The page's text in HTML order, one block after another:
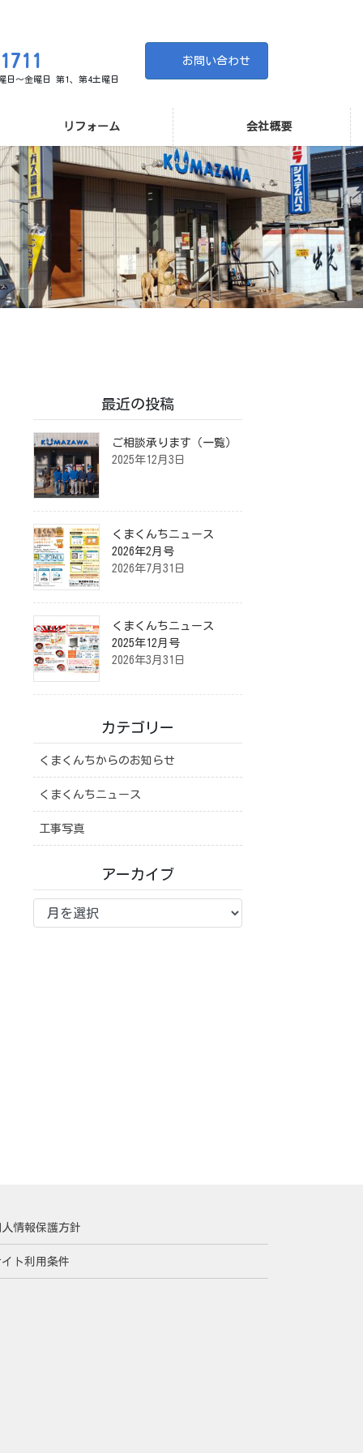
日～金曜日 第1、第4土曜日
お問い合わせ
リフォーム 会社概要
最近の投稿
ご相談承ります（一覧）
2025年12月3日
くまくんちニュース
2026年2月号
2026年7月31日
くまくんちニュース
2025年12月号
2026年3月31日
カテゴリー
くまくんちからのお知らせ
くまくんちニュース
工事写真
アーカイブ
ア
情報保護方針
ト利用条件